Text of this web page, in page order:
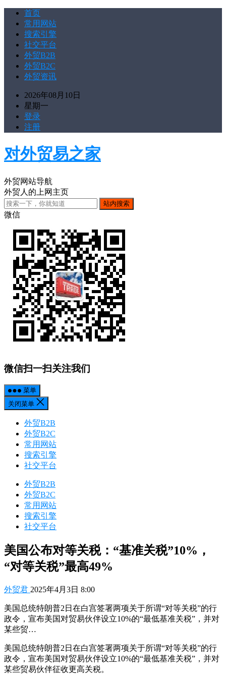
首页
常用网站
搜索引擎
社交平台
外贸B2B
外贸B2C
外贸资讯
2026年08月10日
星期一
登录
注册
对外贸易之家
外贸网站导航
外贸人的上网主页
微信
微信扫一扫关注我们
菜单
关闭菜单
外贸B2B
外贸B2C
常用网站
搜索引擎
社交平台
外贸B2B
外贸B2C
常用网站
搜索引擎
社交平台
美国公布对等关税：“基准关税”10%，
“对等关税”最高49%
外贸君 2025年4月3日 8:00
美国总统特朗普2日在白宫签署两项关于所谓“对等关税”的行
政令，宣布美国对贸易伙伴设立10%的“最低基准关税”，并对
某些贸…
美国总统特朗普2日在白宫签署两项关于所谓“对等关税”的行
政令，宣布美国对贸易伙伴设立10%的“最低基准关税”，并对
某些贸易伙伴征收更高关税。